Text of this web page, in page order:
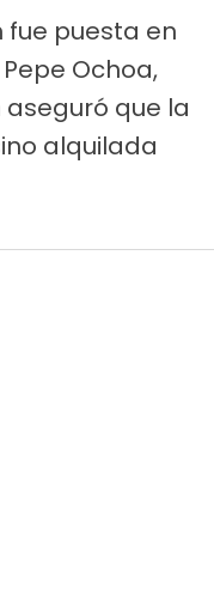
fue puesta en
Ochoa,
aseguró que la
alquilada